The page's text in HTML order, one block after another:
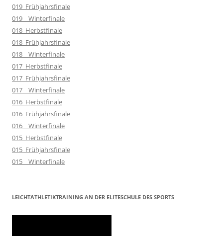
019_Frühjahrsfinale
019__Winterfinale
018_Herbstfinale
018_Frühjahrsfinale
018__Winterfinale
017_Herbstfinale
017_Frühjahrsfinale
017__Winterfinale
016_Herbstfinale
016_Frühjahrsfinale
016__Winterfinale
015_Herbstfinale
015_Frühjahrsfinale
015__Winterfinale
LEICHTATHLETIKTRAINING AN DER ELITESCHULE DES SPORTS